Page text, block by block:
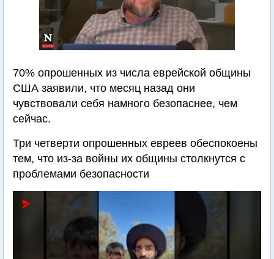
70% опрошенных из числа еврейской общины
США заявили, что месяц назад они
чувствовали себя намного безопаснее, чем
сейчас.
Три четверти опрошенных евреев обеспокоены
тем, что из-за войны их общины столкнутся с
проблемами безопасности